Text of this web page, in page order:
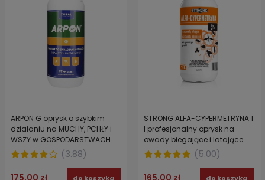
ARPON G oprysk o szybkim
działaniu na MUCHY, PCHŁY i
WSZY w GOSPODARSTWACH
ROLNYCH 1 l
(3.88)
175,00 zł do koszyka
STRONG ALFA-CYPERMETRYNA 1
l profesjonalny oprysk na
owady biegające i latające
koncentrat
(5.00)
165,00 zł do koszyka